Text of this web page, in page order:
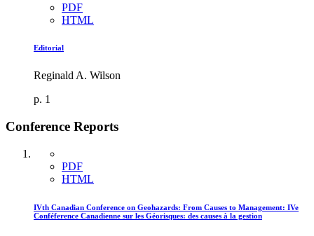
PDF
HTML
Editorial
Reginald A. Wilson
p. 1
Conference Reports
PDF
HTML
IVth Canadian Conference on Geohazards: From Causes to Management: IVe
Conféference Canadienne sur les Géorisques: des causes à la gestion